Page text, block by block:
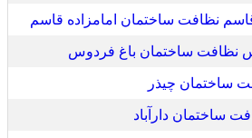
نظافت ساختمان امامزاده قاسم
نظافت ساختمان باغ فردوس
ساختمان چیذر
ساختمان دارآباد